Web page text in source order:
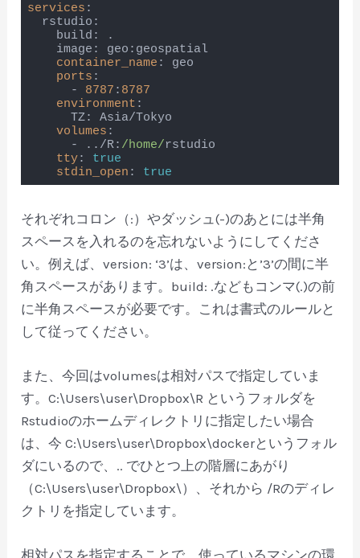
services :
  rstudio:
    build: .
    image: geo:geospatial
container_name : geo
ports :
      -
8787 : 8787
environment :
      TZ: Asia/Tokyo
volumes :
      - ../R:
/home/rstudio
tty: true
stdin_open : true
それぞれコロン（:）やダッシュ(-)のあとには半角
スペースを入れるのを忘れないようにしてくださ
い。例えば、version: ‘3’は、version:と’3’の間に半
角スペースがあります。build: .などもコンマ(.)の前
に半角スペースが必要です。これは書式のルールと
して従ってください。
また、今回はvolumesは相対パスで指定していま
す。C:\Users\user\Dropbox\R というフォルダを
Rstudioのホームディレクトリに指定したい場合
は、今 C:\Users\user\Dropbox\dockerというフォル
ダにいるので、.. でひとつ上の階層にあがり
（C:\Users\user\Dropbox\）、それから /Rのディレ
クトリを指定しています。
相対パスを指定することで、使っているマシンの環